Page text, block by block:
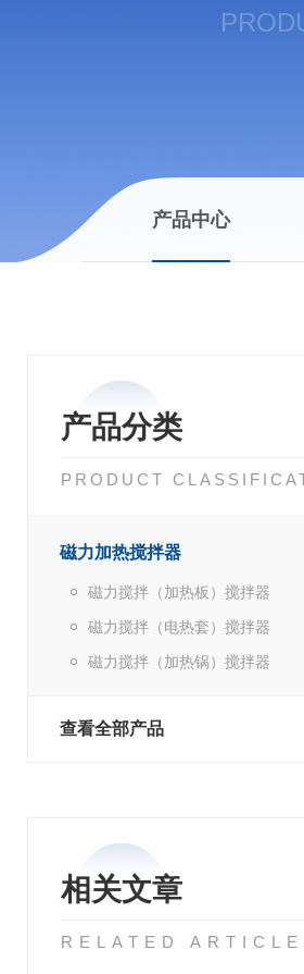
产品中心
产品分类
PRODUCT
磁力加热搅拌器
磁力搅拌（加热板）搅拌器
磁力搅拌（电热套）搅拌器
磁力搅拌（加热锅）搅拌器
查看全部产品
相关文章
RELATED